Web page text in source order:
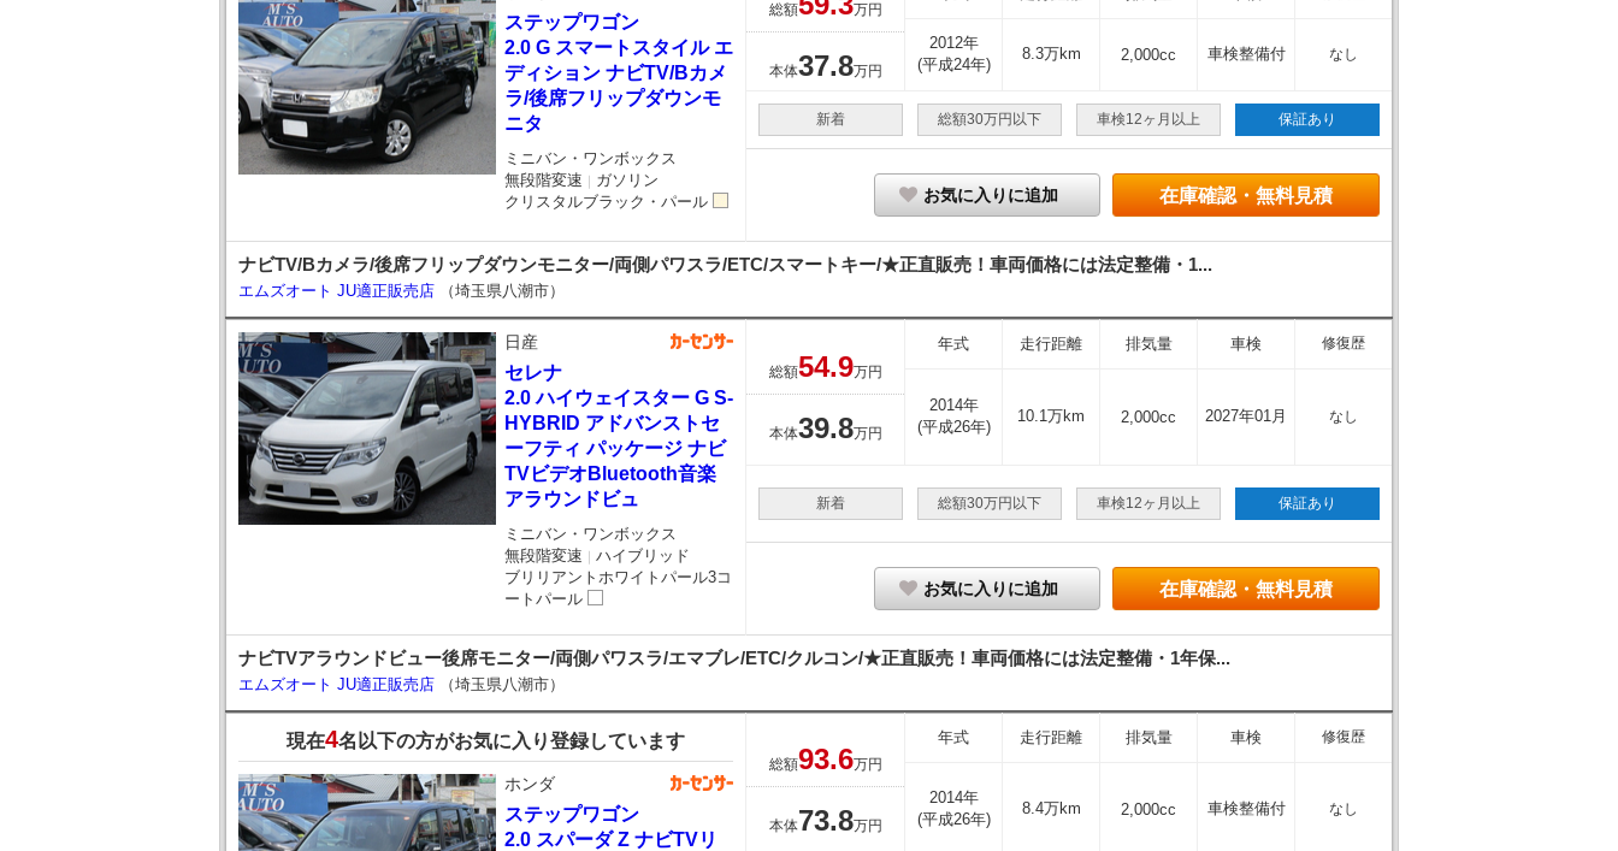
ステップワゴン
2.0 G スマートスタイル エ
ディション ナビTV/Bカメ
ラ/後席フリップダウンモ
ニタ
ミニバン・ワンボックス
無段階変速 ｜ ガソリン
クリスタルブラック・パール
総額 万円
本体37.8万円
2012年
(平成24年)
8.3万km 2,000cc 車検整備付 なし
新着 総額30万円以下 車検12ヶ月以上 保証あり
在庫確認・無料見積
お気に入りに追加
ナビTV/Bカメラ/後席フリップダウンモニター/両側パワスラ/ETC/スマートキー/★正直販売！車両価格には法定整備・1...
エムズオート JU適正販売店 （埼玉県八潮市）
日産
セレナ
2.0 ハイウェイスター G S-
HYBRID アドバンストセ
ーフティ パッケージ ナビ
TVビデオBluetooth音楽
アラウンドビュ
ミニバン・ワンボックス
無段階変速 ｜ ハイブリッド
ブリリアントホワイトパール3コ
ートパール
総額54.9万円
本体39.8万円
年式 走行距離 排気量 車検 修復歴
2014年
(平成26年)
10.1万km 2,000cc 2027年01月 なし
新着 総額30万円以下 車検12ヶ月以上 保証あり
在庫確認・無料見積
お気に入りに追加
ナビTVアラウンドビュー後席モニター/両側パワスラ/エマブレ/ETC/クルコン/★正直販売！車両価格には法定整備・1年保...
エムズオート JU適正販売店 （埼玉県八潮市）
現在4名以下の方がお気に入り登録しています
ホンダ
ステップワゴン
2.0 スパーダ Z ナビTVリ
総額93.6万円
本体73.8万円
年式 走行距離 排気量 車検 修復歴
2014年
(平成26年)
8.4万km 2,000cc 車検整備付 なし